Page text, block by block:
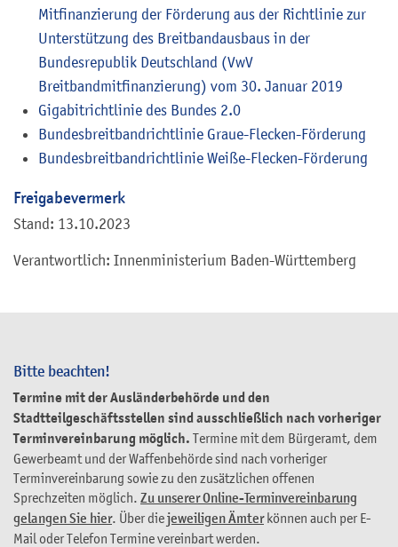
Bitte beachten!
Termine mit der Ausländerbehörde und den
Stadtteilgeschäftsstellen sind ausschließlich nach vorheriger
Terminvereinbarung möglich. Termine mit dem Bürgeramt, dem
Gewerbeamt und der Waffenbehörde sind nach vorheriger
Terminvereinbarung sowie zu den zusätzlichen offenen
Sprechzeiten möglich. Zu unserer Online-Terminvereinbarung
gelangen Sie hier. Über diejeweiligen Ämterkönnen auch per E-
Mail oder Telefon Termine vereinbart werden.
Mitfinanzierung der Förderung aus der Richtlinie zur
Unterstützung des Breitbandausbaus in der
Bundesrepublik Deutschland (VwV
Breitbandmitfinanzierung) vom 30. Januar 2019
Gigabitrichtlinie des Bundes 2.0
Bundesbreitbandrichtlinie Graue-Flecken-Förderung
Bundesbreitbandrichtlinie Weiße-Flecken-Förderung
Freigabevermerk
Stand: 13.10.2023
Verantwortlich: Innenministerium Baden-Württemberg